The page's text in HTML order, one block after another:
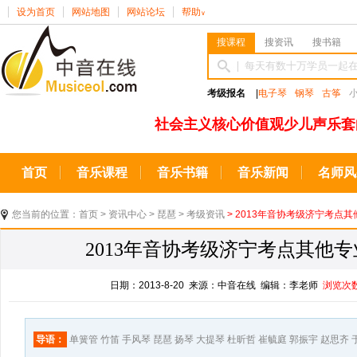
设为首页 网站地图 网站论坛 帮助 ∨
搜课程 搜资讯 搜书籍
考级报名 电子琴 钢琴 古筝
社会主义核心价值观少儿声乐
首页 音乐课程 音乐书籍 音乐新闻 名师
您当前的位置： 首页 > 资讯中心 > 琵琶 > 考级资讯 > 2013年音协考级济宁考点其
2013年音协考级济宁考点其他
日期：2013-8-20 来源：中音在线 编辑：李老师浏览次
导语： 单簧管 竹笛 手风琴 琵琶 扬琴 大提琴 杜昕哲 崔毓庭 郭振宇 赵思